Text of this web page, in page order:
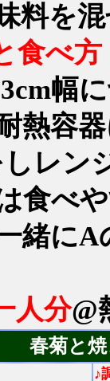
料を
食べ方
幅
熱容
レン
食べ
緒に
人分@
春菊と
♪